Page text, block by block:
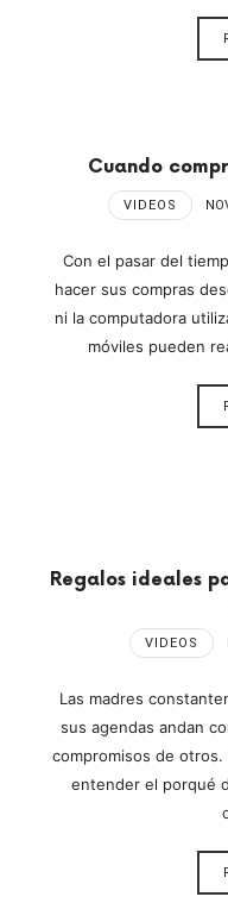
Cuando
VIDEOS
Con el pasar del
hacer sus compras
ni la computadora
móviles pueden
Regalos ideales
VIDEOS
Las madres
sus agendas andan
compromisos de
entender el porqué